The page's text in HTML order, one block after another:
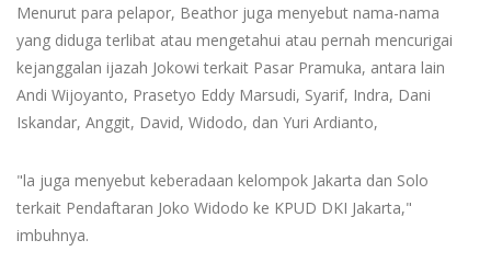
Menurut para pelapor, Beathor juga menyebut nama-nama
yang diduga terlibat atau mengetahui atau pernah mencurigai
kejanggalan ijazah Jokowi terkait Pasar Pramuka, antara lain
Andi Wijoyanto, Prasetyo Eddy Marsudi, Syarif, Indra, Dani
Iskandar, Anggit, David, Widodo, dan Yuri Ardianto,
"la juga menyebut keberadaan kelompok Jakarta dan Solo
terkait Pendaftaran Joko Widodo ke KPUD DKI Jakarta,"
imbuhnya.